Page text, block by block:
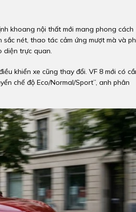
khoang nội thất mới mang phong cách
sắc nét, thao tác cảm ứng mượt mà và
diện trực quan.
khiển xe cũng thay đổi. VF 8 mới có
chế độ Eco/Normal/Sport”, anh phân